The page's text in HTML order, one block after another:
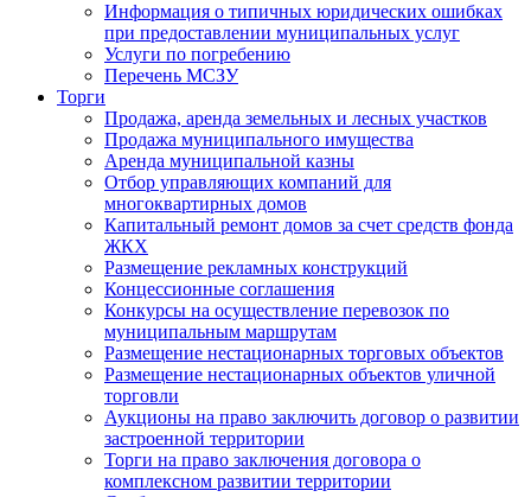
Информация о типичных юридических ошибках
при предоставлении муниципальных услуг
Услуги по погребению
Перечень МСЗУ
Торги
Продажа, аренда земельных и лесных участков
Продажа муниципального имущества
Аренда муниципальной казны
Отбор управляющих компаний для
многоквартирных домов
Капитальный ремонт домов за счет средств фонда
ЖКХ
Размещение рекламных конструкций
Концессионные соглашения
Конкурсы на осуществление перевозок по
муниципальным маршрутам
Размещение нестационарных торговых объектов
Размещение нестационарных объектов уличной
торговли
Аукционы на право заключить договор о развитии
застроенной территории
Торги на право заключения договора о
комплексном развитии территории